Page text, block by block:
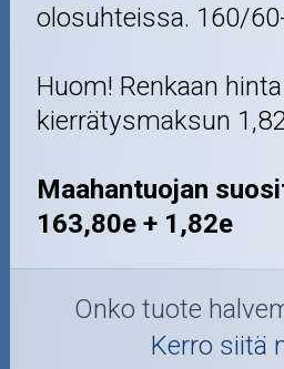
olosuhteissa. 160/
Huom! Renkaan
kierrätysmaksun
Maahantuojan
163,80e + 1,82e
Onko tuote
Kerro siitä